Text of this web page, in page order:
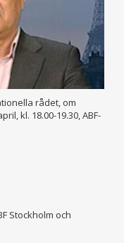
rådet, om
kl. 18.00-19.30, ABF-
Stockholm och